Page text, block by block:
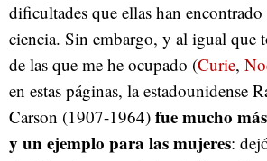
dificultades que ellas han encontrado
ciencia. Sin embargo, y al igual que
de las que me he ocupado (Curie,
en estas páginas, la estadounidense
Carson (1907-1964) fue mucho
y un ejemplo para las mujeres: